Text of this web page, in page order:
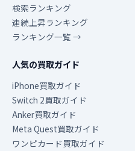
検索ランキング
連続上昇ランキング
ランキング一覧 →
人気の買取ガイド
iPhone買取ガイド
Switch 2買取ガイド
Anker買取ガイド
Meta Quest買取ガイド
ワンピカード買取ガイド